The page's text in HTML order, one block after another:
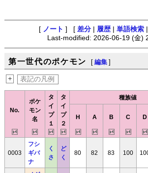
[ ノート ] [ 差分 履歴 単語検索
Last-modified: 2026-06-19 (金)
第一世代のポケモン [ 編集 ]
+ 表記の凡例
No.
ポケ
モン
名
タ
イ
プ
１
タ
イ
プ
２
種族値
H
A B C D
0003
フシ
ギバ
ナ
く
さ
ど
く
80 82 83 100